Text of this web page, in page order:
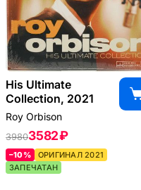
His Ultimate
Collection, 2021
Roy Orbison
39803582 ₽
–10%
ОРИГИНАЛ 2021
ЗАПЕЧАТАН